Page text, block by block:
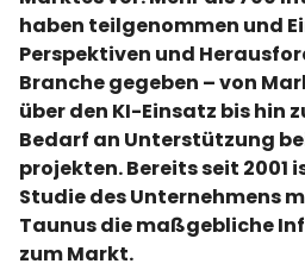
haben teilgenommen und
Perspektiven und
Branche gegeben – von
über den KI-Einsatz bis hin
Bedarf an Unterstützung
projekten. Bereits seit 2001
Studie des Unternehmens
Taunus die maßgebliche
zum Markt.